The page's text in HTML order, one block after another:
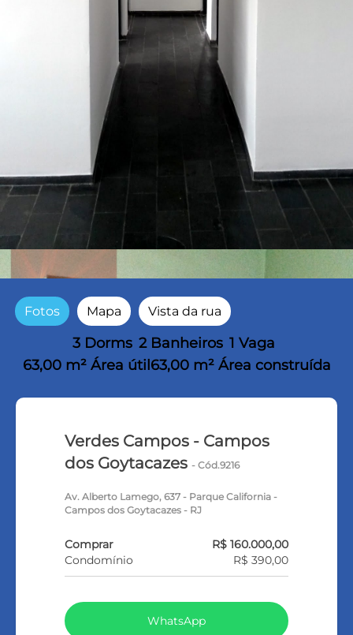
Fotos Mapa Vista da rua
3 Dorms 2 Banheiros 1 Vaga
63,00 m² Área útil 63,00 m² Área construída
Verdes Campos - Campos
dos Goytacazes- Cód.9216
Av. Alberto Lamego, 637 - Parque California -
Campos dos Goytacazes - RJ
Comprar
R$ 160.000,00
Condomínio
R$ 390,00
WhatsApp